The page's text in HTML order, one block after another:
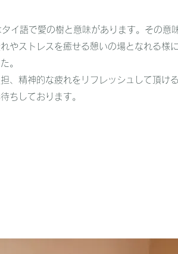
タイ語で愛の樹と意味があります。その意
やストレスを癒せる憩いの場となれる様
。
、精神的な疲れをリフレッシュして頂け
ちしております。